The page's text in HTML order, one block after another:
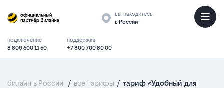
вы находитесь
в России
подключение
8 800 600 11 50
поддержка
+7 800 700 80 00
билайн в России / все тарифы / тариф «Удобный для